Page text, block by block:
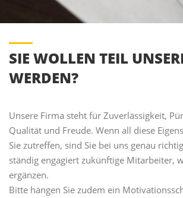
SIE WOLLEN TEIL
WERDEN?
Unsere Firma steht für Zuverlässigkeit,
Qualität und Freude. Wenn all diese
Sie zutreffen, sind Sie bei uns genau
ständig engagiert zukünftige Mitarbeiter,
ergänzen.
Bitte hängen Sie zudem ein